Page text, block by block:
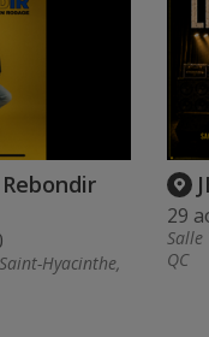
Hyacinthe,
29
Salle
QC